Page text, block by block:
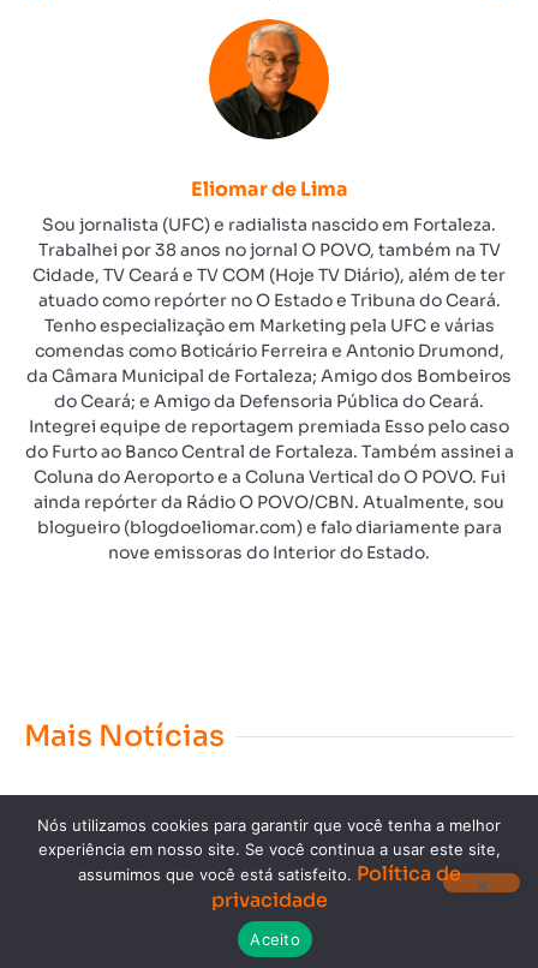
Eliomar de Lima
Sou jornalista (UFC) e radialista nascido em Fortaleza.
Trabalhei por 38 anos no jornal O POVO, também na TV
Cidade, TV Ceará e TV COM (Hoje TV Diário), além de ter
atuado como repórter no O Estado e Tribuna do Ceará.
Tenho especialização em Marketing pela UFC e várias
comendas como Boticário Ferreira e Antonio Drumond,
da Câmara Municipal de Fortaleza; Amigo dos Bombeiros
do Ceará; e Amigo da Defensoria Pública do Ceará.
Integrei equipe de reportagem premiada Esso pelo caso
do Furto ao Banco Central de Fortaleza. Também assinei a
Coluna do Aeroporto e a Coluna Vertical do O POVO. Fui
ainda repórter da Rádio O POVO/CBN. Atualmente, sou
blogueiro (blogdoeliomar.com) e falo diariamente para
nove emissoras do Interior do Estado.
Mais Notícias
Copyright © 2023. Todos os direitos reservados.
Nós utilizamos cookies para garantir que você tenha a melhor
experiência em nosso site. Se você continua a usar este site,
assumimos que você está satisfeito. Política de
privacidade
Aceito